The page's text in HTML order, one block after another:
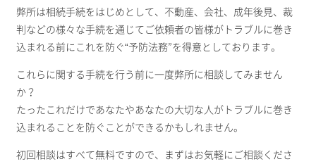
弊所は相続手続をはじめとして、不動産、会社、成年後見、裁
判などの様々な手続を通じてご依頼者の皆様がトラブルに巻き
込まれる前にこれを防ぐ“予防法務”を得意としております。
これらに関する手続を行う前に一度弊所に相談してみません
か？
たったこれだけであなたやあなたの大切な人がトラブルに巻き
込まれることを防ぐことができるかもしれません。
初回相談はすべて無料ですので、まずはお気軽にご相談くださ